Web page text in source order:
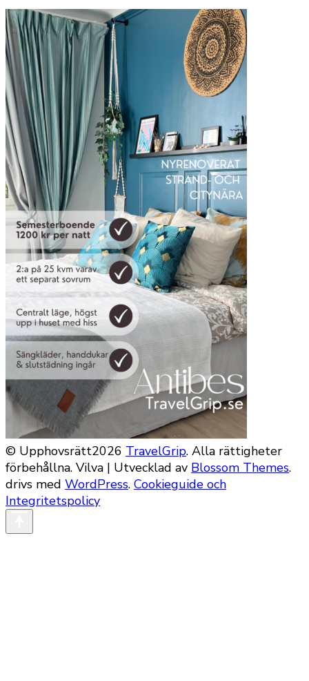
© Upphovsrätt2026 TravelGrip. Alla rättigheter
förbehållna. Vilva | Utvecklad av Blossom Themes.
drivs med WordPress. Cookieguide och
Integritetspolicy